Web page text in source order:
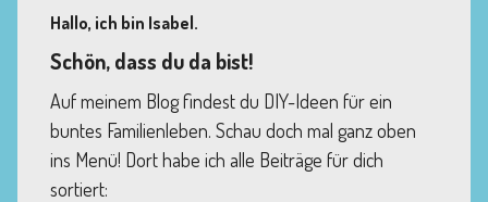
Hallo, ich bin Isabel.
Schön, dass du da bist!
Auf meinem Blog findest du DIY-Ideen für ein
buntes Familienleben. Schau doch mal ganz oben
ins Menü! Dort habe ich alle Beiträge für dich
sortiert: